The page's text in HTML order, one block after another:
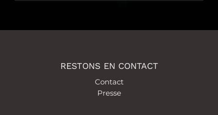
RESTONS EN CONTACT
Contact
Presse